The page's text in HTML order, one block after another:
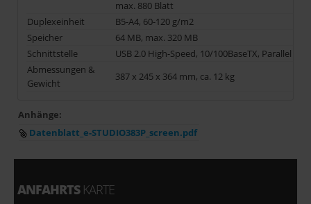
max. 880 Blatt
Duplexeinheit
B5-A4, 60-120 g/m2
Speicher
64 MB, max. 320 MB
Schnittstelle
USB 2.0 High-Speed, 10/100BaseTX, Parallel
Abmessungen &
Gewicht
387 x 245 x 364 mm, ca. 12 kg
Anhänge:
Datenblatt_e-STUDIO383P_screen.pdf
ANFAHRTSKARTE